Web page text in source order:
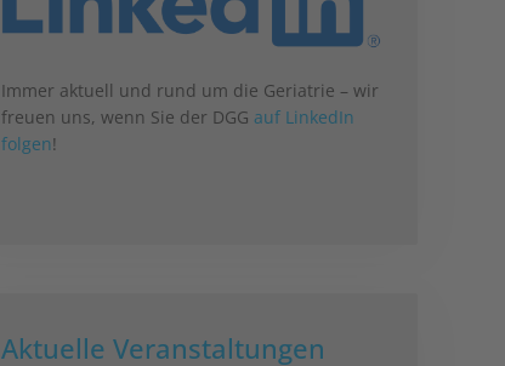
Immer aktuell und rund um die Geriatrie – wir
freuen uns, wenn Sie der DGG auf LinkedIn
folgen!
Aktuelle Veranstaltungen